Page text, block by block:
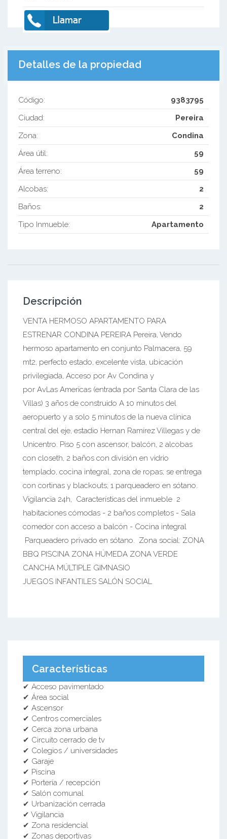
Detalles de la propiedad
Código:
9383795
Ciudad:
Pereira
Zona:
Condina
Área útil:
59
Área terreno:
59
Alcobas:
2
Baños:
2
Tipo Inmueble:
Apartamento
Descripción
VENTA HERMOSO APARTAMENTO PARA
ESTRENAR CONDINA PEREIRA Pereira, Vendo
hermoso apartamento en conjunto Palmacera, 59
mt2, perfecto estado, excelente vista, ubicación
privilegiada, Acceso por Av Condina y
por AvLas Americas (entrada por Santa Clara de las
Villas) 3 años de construido A 10 minutos del
aeropuerto y a solo 5 minutos de la nueva clínica
central del eje, estadio Hernan Ramírez Villegas y de
Unicentro. Piso 5 con ascensor, balcón, 2 alcobas
con closeth, 2 baños con división en vidrio
templado, cocina integral, zona de ropas; se entrega
con cortinas y blackouts; 1 parqueadero en sótano.
Vigilancia 24h, Características del inmueble 2
habitaciones cómodas - 2 baños completos - Sala
comedor con acceso a balcón - Cocina integral
Parqueadero privado en sótano. Zona social: ZONA
BBQ PISCINA ZONA HÚMEDA ZONA VERDE
CANCHA MÚLTIPLE GIMNASIO
JUEGOS INFANTILES SALÓN SOCIAL
Características
✔ Acceso pavimentado
✔ Área social
✔ Ascensor
✔ Centros comerciales
✔ Cerca zona urbana
✔ Circuito cerrado de tv
✔ Colegios / universidades
✔ Garaje
✔ Piscina
✔ Portería / recepción
✔ Salón comunal
✔ Urbanización cerrada
✔ Vigilancia
✔ Zona residencial
✔ Zonas deportivas